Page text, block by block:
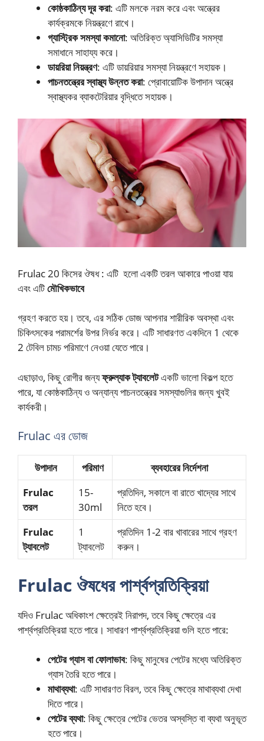
কোষ্ঠকাঠিন্য দূর করা: এটি মলকে নরম করে এবং অন্ত্রের
কার্যক্রমকে নিয়ন্ত্রণে রাখে।
গ্যাস্ট্রিক সমস্যা কমানো: অতিরিক্ত অ্যাসিডিটির সমস্যা
সমাধানে সাহায্য করে।
ডায়রিয়া নিয়ন্ত্রণ: এটি ডায়রিয়ার সমস্যা নিয়ন্ত্রণে সহায়ক।
পাচনতন্ত্রের স্বাস্থ্য উন্নত করা: প্রোবায়োটিক উপাদান অন্ত্রে
স্বাস্থ্যকর ব্যাকটেরিয়ার বৃদ্ধিতে সহায়ক।
Frulac 20 কিসের ঔষধ : এটি হলো একটি তরল আকারে পাওয়া যায়
এবং এটিমৌখিকভাবে
গ্রহণ করতে হয়। তবে, এর সঠিক ডোজ আপনার শারীরিক অবস্থা এবং
চিকিৎসকের পরামর্শের উপর নির্ভর করে। এটি সাধারণত একদিনে 1 থেকে
2 টেবিল চামচ পরিমাণে নেওয়া যেতে পারে।
এছাড়াও, কিছু রোগীর জন্যফ্রুল্যাক ট্যাবলেটএকটি ভালো বিকল্প হতে
পারে, যা কোষ্ঠকাঠিন্য ও অন্যান্য পাচনতন্ত্রের সমস্যাগুলির জন্য খুবই
কার্যকরী।
Frulac এর ডোজ
উপাদান পরিমাণ
ব্যবহারের নির্দেশনা
Frulac
তরল
15-
30ml
প্রতিদিন, সকালে বা রাতে খাদ্যের সাথে
নিতে হবে।
Frulac
ট্যাবলেট
1
ট্যাবলেট
প্রতিদিন 1-2 বার খাবারের সাথে গ্রহণ
করুন।
Frulac ঔষধের পার্শ্বপ্রতিক্রিয়া
যদিও Frulac অধিকাংশ ক্ষেত্রেই নিরাপদ, তবে কিছু ক্ষেত্রে এর
পার্শ্বপ্রতিক্রিয়া হতে পারে। সাধারণ পার্শ্বপ্রতিক্রিয়া গুলি হতে পারে:
পেটের গ্যাস বা ফোলাভাব: কিছু মানুষের পেটের মধ্যে অতিরিক্ত
গ্যাস তৈরি হতে পারে।
মাথাব্যথা: এটি সাধারণত বিরল, তবে কিছু ক্ষেত্রে মাথাব্যথা দেখা
দিতে পারে।
পেটের ব্যথা: কিছু ক্ষেত্রে পেটের ভেতর অস্বস্তি বা ব্যথা অনুভূত
হতে পারে।